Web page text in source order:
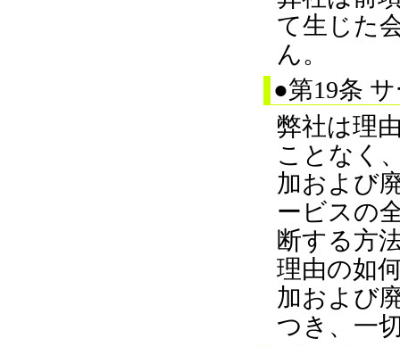
て生じた
ん。
●第19条
弊社は理
ことなく
加および
ービスの
断する方
理由の如
加および
つき、一